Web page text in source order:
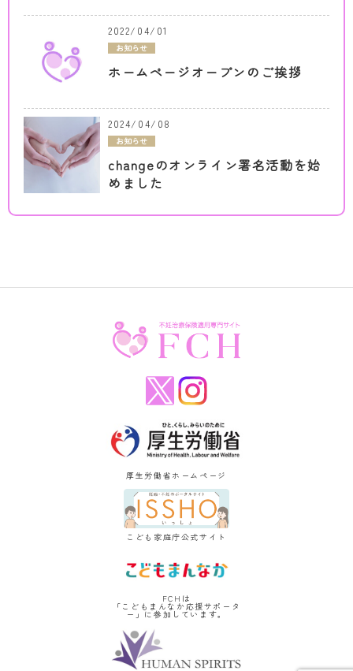
2022/04/01
お知らせ
ホームページオープンのご挨拶
2024/04/08
お知らせ
changeのオンライン署名活動を始
めました
厚生労働省ホームページ
こども家庭庁公式サイト
FCHは
「こどもまんなか応援サポータ
ー」に参加しています。